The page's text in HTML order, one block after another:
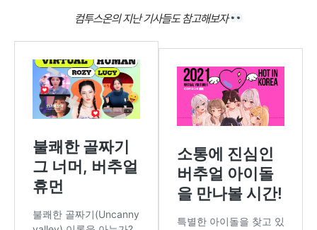
컴투스온의 지난 기사들도 참고해보자